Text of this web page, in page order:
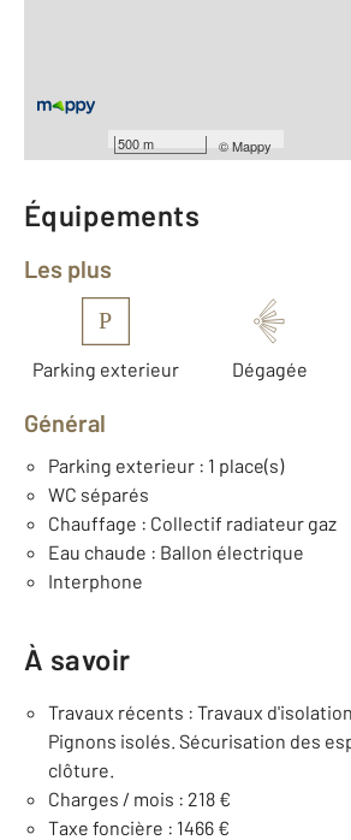
500 m ©Mappy
Type de construction : Traditionnelle
Année construction : 1969
Équipements
Les plus
P
Parking exterieur Dégagée
Général
Parking exterieur : 1 place(s)
WC séparés
Chauffage : Collectif radiateur gaz
Eau chaude : Ballon électrique
Interphone
À savoir
Travaux récents : Travaux
Pignons isolés. Sécurisation des
clôture.
Charges / mois : 218 €
Taxe foncière : 1466 €